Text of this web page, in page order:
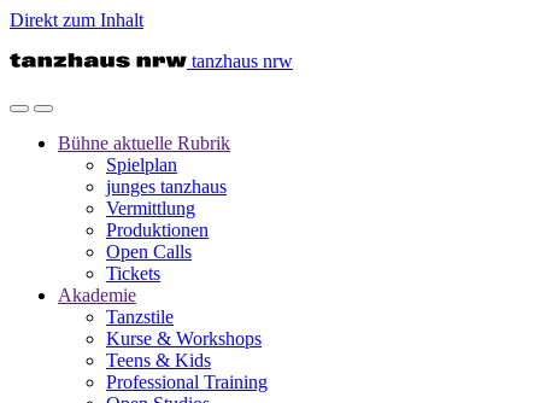
Direkt zum Inhalt
tanzhaus nrw
Bühne aktuelle Rubrik
Spielplan
junges tanzhaus
Vermittlung
Produktionen
Open Calls
Tickets
Akademie
Tanzstile
Kurse & Workshops
Teens & Kids
Professional Training